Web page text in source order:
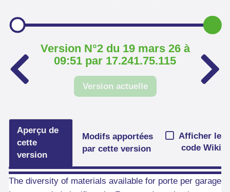
Version N°2 du 19 mars 26 à
09:51 par 17.241.75.115
Version actuelle
Aperçu de
cette
version
Modifs apportées
par cette version
Afficher le
code Wiki